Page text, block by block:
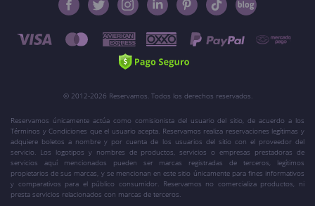
© 2012-2026 Reservamos. Todos los derechos reservados.
Reservamos únicamente actúa como comisionista del usuario del sitio, de acuerdo a los
Términos y Condiciones que el usuario acepta. Reservamos realiza reservaciones legítimas y
adquiere boletos a nombre y por cuenta de los usuarios del sitio con el proveedor del
servicio. Los logotipos y nombres de productos, servicios o empresas prestadoras de
servicios aquí mencionados pueden ser marcas registradas de terceros, legítimos
propietarios de sus marcas, y se mencionan en este sitio únicamente para fines informativos
y comparativos para el público consumidor. Reservamos no comercializa productos, ni
presta servicios relacionados con marcas de terceros.